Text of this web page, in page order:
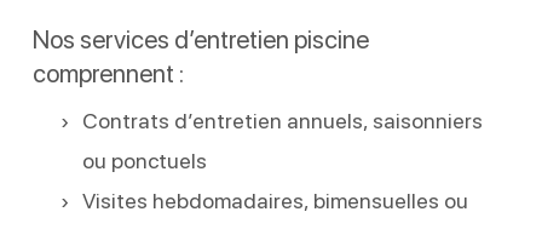
Nos services d’entretien piscine
comprennent :
Contrats d’entretien annuels, saisonniers
ou ponctuels
Visites hebdomadaires, bimensuelles ou